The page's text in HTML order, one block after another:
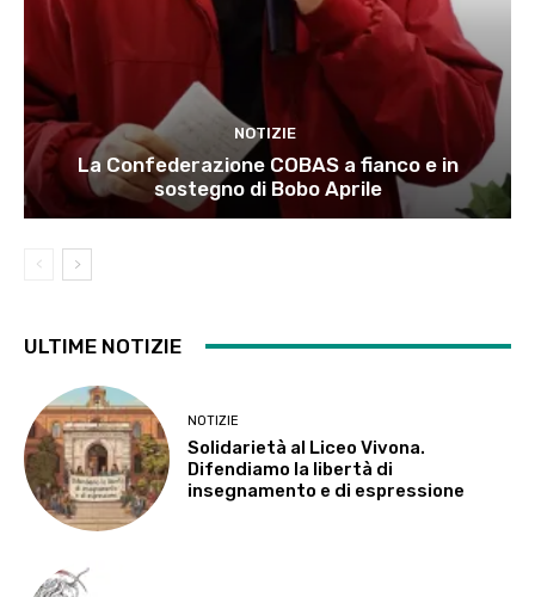
NOTIZIE
La Confederazione COBAS a fianco e in
sostegno di Bobo Aprile
ULTIME NOTIZIE
NOTIZIE
Solidarietà al Liceo Vivona.
Difendiamo la libertà di
insegnamento e di espressione